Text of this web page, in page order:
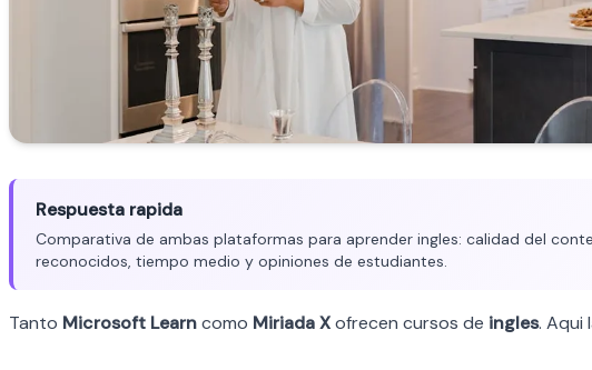
Respuesta rapida
Comparativa de ambas plataformas para aprender ingles: calidad del
reconocidos, tiempo medio y opiniones de estudiantes.
Tanto Microsoft Learncomo Miriada Xofrecen cursos de ingles. Aqui